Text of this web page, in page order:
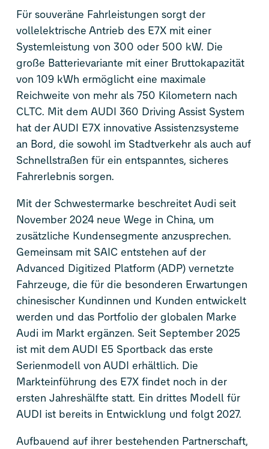
Für souveräne Fahrleistungen sorgt der
vollelektrische Antrieb des E7X mit einer
Systemleistung von 300 oder 500 kW. Die
große Batterievariante mit einer Bruttokapazität
von 109 kWh ermöglicht eine maximale
Reichweite von mehr als 750 Kilometern nach
CLTC. Mit dem AUDI 360 Driving Assist System
hat der AUDI E7X innovative Assistenzsysteme
an Bord, die sowohl im Stadtverkehr als auch auf
Schnellstraßen für ein entspanntes, sicheres
Fahrerlebnis sorgen.
Mit der Schwestermarke beschreitet Audi seit
November 2024 neue Wege in China, um
zusätzliche Kundensegmente anzusprechen.
Gemeinsam mit SAIC entstehen auf der
Advanced Digitized Platform (ADP) vernetzte
Fahrzeuge, die für die besonderen Erwartungen
chinesischer Kundinnen und Kunden entwickelt
werden und das Portfolio der globalen Marke
Audi im Markt ergänzen. Seit September 2025
ist mit dem AUDI E5 Sportback das erste
Serienmodell von AUDI erhältlich. Die
Markteinführung des E7X findet noch in der
ersten Jahreshälfte statt. Ein drittes Modell für
AUDI ist bereits in Entwicklung und folgt 2027.
Aufbauend auf ihrer bestehenden Partnerschaft,